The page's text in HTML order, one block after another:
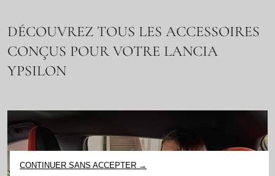
DÉCOUVREZ TOUS LES ACCESSOIRES
CONÇUS POUR VOTRE LANCIA
YPSILON
CONTINUER SANS ACCEPTER →